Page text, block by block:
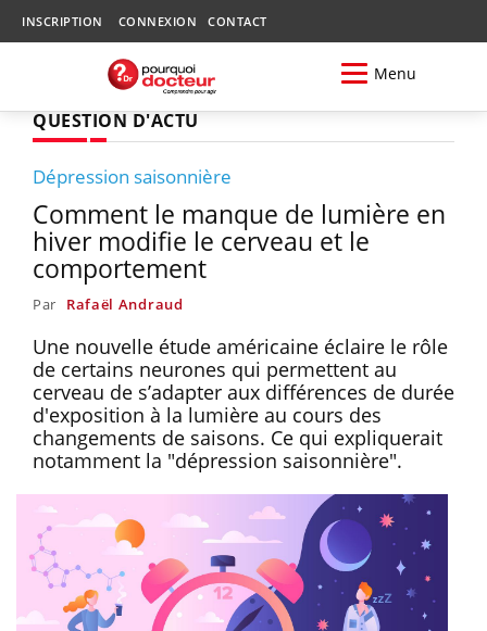
INSCRIPTION CONNEXION CONTACT
Menu
QUESTION D'ACTU
Dépression saisonnière
Comment le manque de lumière en
hiver modifie le cerveau et le
comportement
Par Rafaël Andraud
Une nouvelle étude américaine éclaire le rôle
de certains neurones qui permettent au
cerveau de s’adapter aux différences de durée
d'exposition à la lumière au cours des
changements de saisons. Ce qui expliquerait
notamment la "dépression saisonnière".